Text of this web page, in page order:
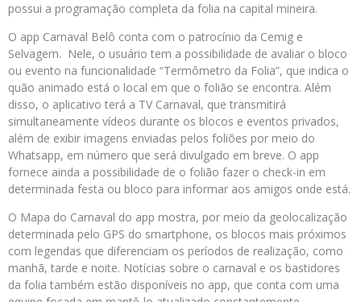
possui a programação completa da folia na capital mineira.
O app Carnaval Belô conta com o patrocínio da Cemig e
Selvagem. Nele, o usuário tem a possibilidade de avaliar o bloco
ou evento na funcionalidade “Termômetro da Folia”, que indica o
quão animado está o local em que o folião se encontra. Além
disso, o aplicativo terá a TV Carnaval, que transmitirá
simultaneamente vídeos durante os blocos e eventos privados,
além de exibir imagens enviadas pelos foliões por meio do
Whatsapp, em número que será divulgado em breve. O app
fornece ainda a possibilidade de o folião fazer o check-in em
determinada festa ou bloco para informar aos amigos onde está.
O Mapa do Carnaval do app mostra, por meio da geolocalização
determinada pelo GPS do smartphone, os blocos mais próximos
com legendas que diferenciam os períodos de realização, como
manhã, tarde e noite. Notícias sobre o carnaval e os bastidores
da folia também estão disponíveis no app, que conta com uma